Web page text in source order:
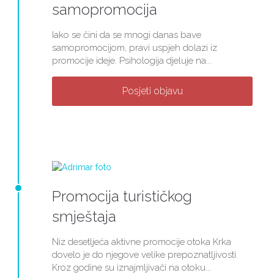
samopromocija
Iako se čini da se mnogi danas bave
samopromocijom, pravi uspjeh dolazi iz
promocije ideje. Psihologija djeluje na...
Posjeti objavu
Promocija turističkog
smještaja
Niz desetljeća aktivne promocije otoka Krka
dovelo je do njegove velike prepoznatljivosti.
Kroz godine su iznajmljivači na otoku...